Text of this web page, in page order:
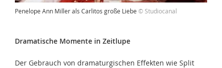
Penelope Ann Miller als Carlitos große Liebe © Studiocanal
Dramatische Momente in Zeitlupe
Der Gebrauch von dramaturgischen Effekten wie Split